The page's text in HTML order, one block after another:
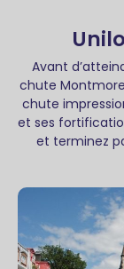
Avant
chute
chute
et ses
et terminez